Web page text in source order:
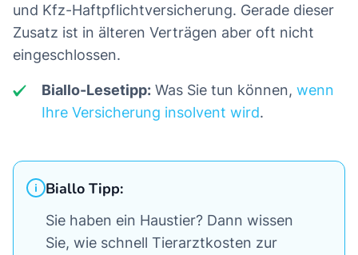
und Kfz-Haftpflichtversicherung. Gerade dieser
Zusatz ist in älteren Verträgen aber oft nicht
eingeschlossen.
Biallo-Lesetipp: Was Sie tun können, wenn
Ihre Versicherung insolvent wird.
Biallo Tipp:
Sie haben ein Haustier? Dann wissen
Sie, wie schnell Tierarztkosten zur